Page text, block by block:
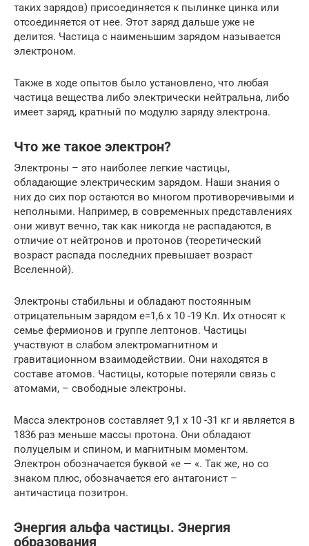
таких зарядов) присоединяется к пылинке цинка или
отсоединяется от нее. Этот заряд дальше уже не
делится. Частица с наименьшим зарядом называется
электроном.
Также в ходе опытов было установлено, что любая
частица вещества либо электрически нейтральна, либо
имеет заряд, кратный по модулю заряду электрона.
Что же такое электрон?
Электроны – это наиболее легкие частицы,
обладающие электрическим зарядом. Наши знания о
них до сих пор остаются во многом противоречивыми и
неполными. Например, в современных представлениях
они живут вечно, так как никогда не распадаются, в
отличие от нейтронов и протонов (теоретический
возраст распада последних превышает возраст
Вселенной).
Электроны стабильны и обладают постоянным
отрицательным зарядом е=1,6 х 10 -19 Кл. Их относят к
семье фермионов и группе лептонов. Частицы
участвуют в слабом электромагнитном и
гравитационном взаимодействии. Они находятся в
составе атомов. Частицы, которые потеряли связь с
атомами, – свободные электроны.
Масса электронов составляет 9,1 х 10 -31 кг и является в
1836 раз меньше массы протона. Они обладают
полуцелым и спином, и магнитным моментом.
Электрон обозначается буквой «е — «. Так же, но со
знаком плюс, обозначается его антагонист –
античастица позитрон.
Энергия альфа частицы. Энергия
образования